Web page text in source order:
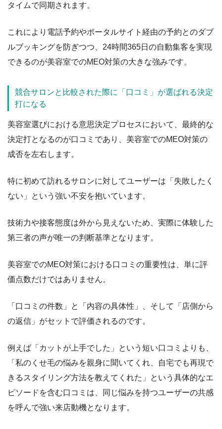
タイムで同期されます。
これにより電話予約やポータルサイト経由の予約とのダブ
ルブッキングを防ぎつつ、24時間365日の自動集客を実現
できるのが美容室でのMEO対策の大きな強みです。
競合サロンと比較された際に「口コミ」が選ばれる決定
打になる
美容室選びにおける意思決定プロセスにおいて、最終的な
決定打となるのが口コミであり、美容室でのMEO対策の
成否を左右します。
特に初めて訪れるサロンに対してユーザーは「失敗したく
ない」という強い不安を抱いています。
技術力や接客態度は外から見えないため、実際に体験した
第三者の声が唯一の判断基準となります。
美容室でのMEO対策における口コミの重要性は、単に評
価点数だけではありません。
「口コミの件数」と「内容の具体性」、そして「店側から
の返信」がセットで評価されるのです。
例えば「カットが上手でした」という短い口コミよりも、
「私のくせ毛の悩みを親身に聞いてくれ、自宅でも再現で
きるスタイリング方法を教えてくれた」という具体的なエ
ピソードを含む口コミは、同じ悩みを持つユーザーの共感
を呼んで強い来店動機となります。